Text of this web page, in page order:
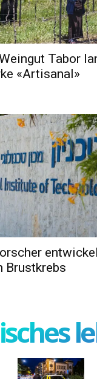
Tabor
«Artisanal»
Brustkrebs